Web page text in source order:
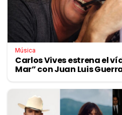
Música
Carlos Vives estrena el
Mar” con Juan Luis